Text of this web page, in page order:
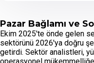
Pazar Bağlamı ve
Ekim 2025'te önde gelen
sektörünü 2026'ya doğru
getirdi. Sektör analistleri,